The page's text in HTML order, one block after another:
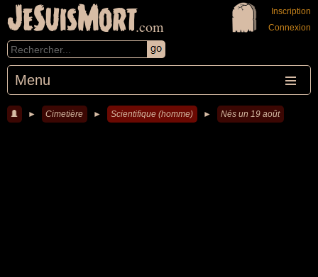
JeSuisMort.com
Menu
Inscription
Connexion
► Cimetière ► Scientifique (homme) ► Nés un 19 août